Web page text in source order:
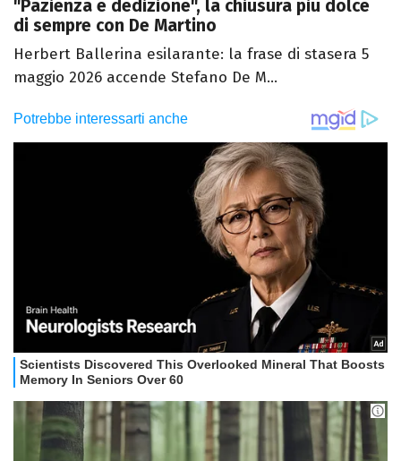
"Pazienza e dedizione", la chiusura più dolce
di sempre con De Martino
Herbert Ballerina esilarante: la frase di stasera 5
maggio 2026 accende Stefano De M...